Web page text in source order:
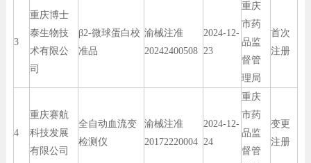
3
重庆博士
泰生物技
术有限公
司
β2-微球蛋白校
准品
渝械注准
20242400508
2024-12-
23
重庆
市药
品监
督管
理局
首次
注册
4
重庆赛航
科技发展
有限公司
全自动血流变
检测仪
渝械注准
20172220004
2024-12-
24
重庆
市药
品监
督管
变更
注册